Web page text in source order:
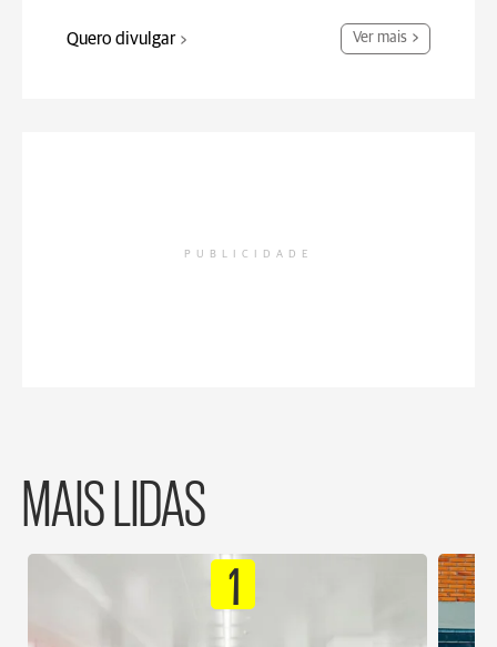
Quero divulgar Ver mais
PUBLICIDADE
MAIS LIDAS
1